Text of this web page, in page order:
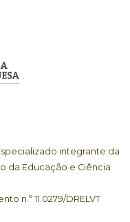
integrante da
da Educação e Ciência
n.º 11.0279/DRELVT